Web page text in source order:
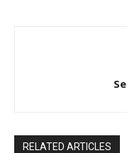
RELATED ARTICLES